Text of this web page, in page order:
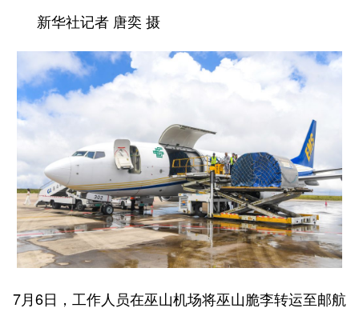
新华社记者 唐奕 摄
7月6日，工作人员在巫山机场将巫山脆李转运至邮航